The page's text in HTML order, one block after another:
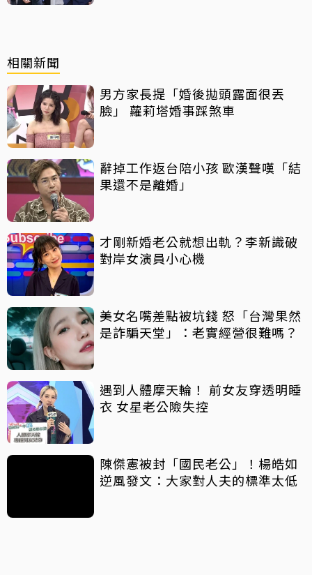
相關新聞
男方家長提「婚後拋頭露面很丟
臉」 蘿莉塔婚事踩煞車
辭掉工作返台陪小孩 歐漢聲嘆「結
果還不是離婚」
才剛新婚老公就想出軌？李新識破
對岸女演員小心機
美女名嘴差點被坑錢 怒「台灣果然
是詐騙天堂」：老實經營很難嗎？
遇到人體摩天輪！ 前女友穿透明睡
衣 女星老公險失控
陳傑憲被封「國民老公」！楊皓如
逆風發文：大家對人夫的標準太低